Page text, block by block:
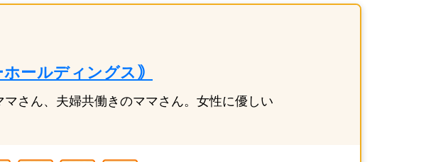
ールディングス｠
さん、夫婦共働きのママさん。女性に優しい